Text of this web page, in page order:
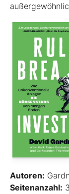
Autoren:
Seitenanzahl: